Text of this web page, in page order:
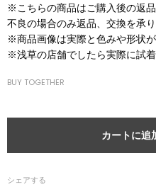
※こちらの商品はご購入後の返
不良の場合のみ返品、交換を承り
※商品画像は実際と色みや形状が
※浅草の店舗でしたら実際に試着
BUY TOGETHER
カートに追
シェアする